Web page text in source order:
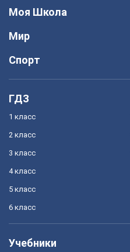
Моя Школа
Мир
Спорт
ГДЗ
1 класс
2 класс
3 класс
4 класс
5 класс
6 класс
Учебники